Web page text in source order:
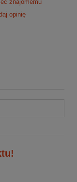
znajomemu
opinię